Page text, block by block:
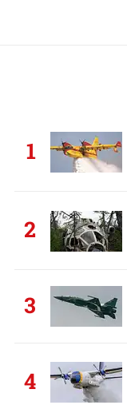
1
2
3
4